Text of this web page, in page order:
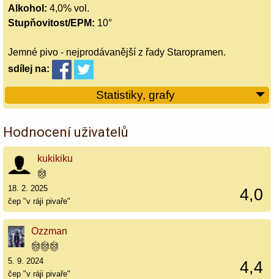
Alkohol: 4,0% vol.
Stupňovitost/EPM: 10°
Jemné pivo - nejprodávanější z řady Staropramen.
sdílej na:
Statistiky, grafy
Hodnocení uživatelů
kukikiku
4,0
18. 2. 2025
čep "v ráji pivaře"
Ozzman
4,4
5. 9. 2024
čep "v ráji pivaře"